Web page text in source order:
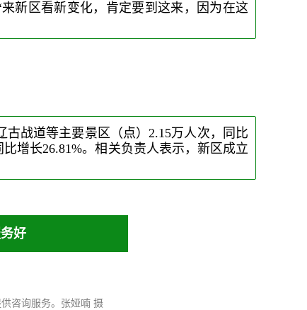
新区看新变化，肯定要到这来，因为在这
战道等主要景区（点）2.15万人次，同比
增长26.81%。相关负责人表示，新区成立
好
咨询服务。张娅喃 摄